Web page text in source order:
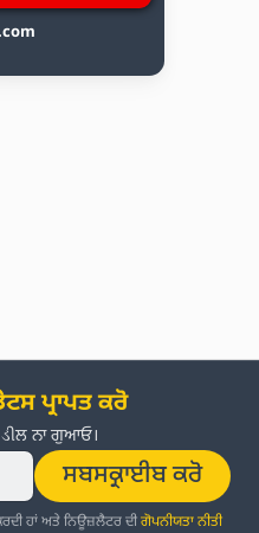
ਪ੍ਰਾਪਤ ਕਰੋ
ਨਾ ਗੁਆਓ।
ਸਬਸਕ੍ਰਾਈਬ ਕਰੋ
ਹਾਂ ਅਤੇ ਨਿਊਜ਼ਲੈਟਰ ਦੀਗੋਪਨੀਯਤਾ ਨੀਤੀ